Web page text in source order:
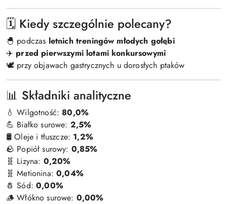
🗓️ Kiedy szczególnie polecany?
🐣 podczas letnich treningów młodych gołębi
✈️ przed pierwszymi lotami konkursowymi
🕊️ przy objawach gastrycznych u dorosłych ptaków
📊 Składniki analityczne
💧 Wilgotność:80,0%
💪 Białko surowe: 2,5%
🛢️ Oleje i tłuszcze: 1,2%
🪨 Popiół surowy: 0,85%
🧬 Lizyna: 0,20%
🧬 Metionina:0,04%
🧂 Sód:0,00%
🪵 Włókno surowe: 0,00%